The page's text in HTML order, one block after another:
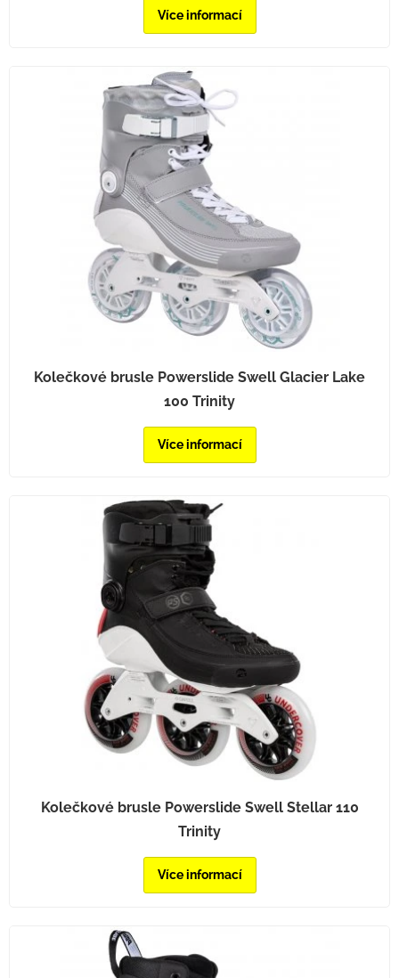
Více informací
Kolečkové brusle Powerslide Swell Glacier Lake
100 Trinity
Více informací
Kolečkové brusle Powerslide Swell Stellar 110
Trinity
Více informací